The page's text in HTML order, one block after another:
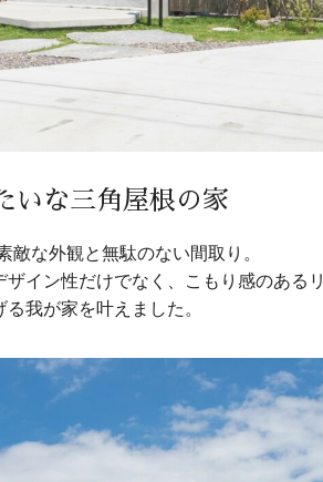
いな三角屋根の家
敵な外観と無駄のない間取り。
イン性だけでなく、こもり感のある
る我が家を叶えました。